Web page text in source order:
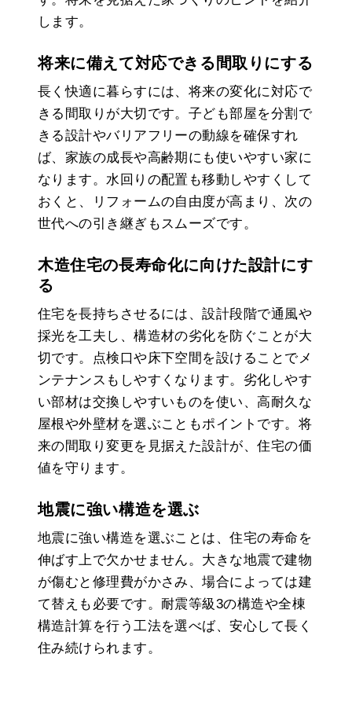
します。
将来に備えて対応できる間取りにする
長く快適に暮らすには、将来の変化に対応で
きる間取りが大切です。子ども部屋を分割で
きる設計やバリアフリーの動線を確保すれ
ば、家族の成長や高齢期にも使いやすい家に
なります。水回りの配置も移動しやすくして
おくと、リフォームの自由度が高まり、次の
世代への引き継ぎもスムーズです。
木造住宅の長寿命化に向けた設計にす
る
住宅を長持ちさせるには、設計段階で通風や
採光を工夫し、構造材の劣化を防ぐことが大
切です。点検口や床下空間を設けることでメ
ンテナンスもしやすくなります。劣化しやす
い部材は交換しやすいものを使い、高耐久な
屋根や外壁材を選ぶこともポイントです。将
来の間取り変更を見据えた設計が、住宅の価
値を守ります。
地震に強い構造を選ぶ
地震に強い構造を選ぶことは、住宅の寿命を
伸ばす上で欠かせません。大きな地震で建物
が傷むと修理費がかさみ、場合によっては建
て替えも必要です。耐震等級3の構造や全棟
構造計算を行う工法を選べば、安心して長く
住み続けられます。